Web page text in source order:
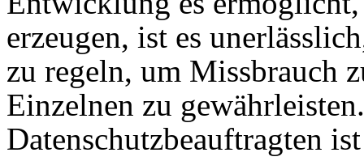
erzeugen, ist es
zu regeln, um Missbrauch
Einzelnen zu
Datenschutzbeauftragten